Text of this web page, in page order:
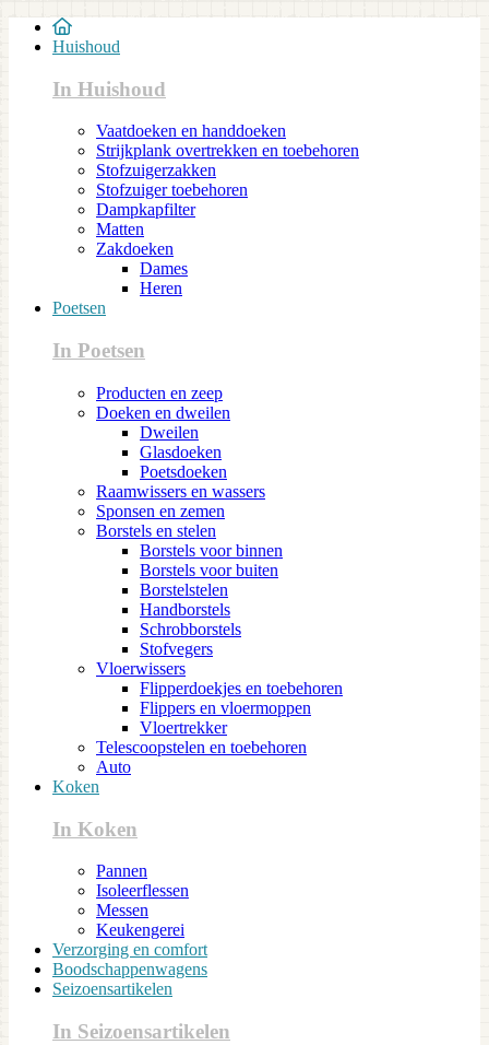
Huishoud
In Huishoud
Vaatdoeken en handdoeken
Strijkplank overtrekken en toebehoren
Stofzuigerzakken
Stofzuiger toebehoren
Dampkapfilter
Matten
Zakdoeken
Dames
Heren
Poetsen
In Poetsen
Producten en zeep
Doeken en dweilen
Dweilen
Glasdoeken
Poetsdoeken
Raamwissers en wassers
Sponsen en zemen
Borstels en stelen
Borstels voor binnen
Borstels voor buiten
Borstelstelen
Handborstels
Schrobborstels
Stofvegers
Vloerwissers
Flipperdoekjes en toebehoren
Flippers en vloermoppen
Vloertrekker
Telescoopstelen en toebehoren
Auto
Koken
In Koken
Pannen
Isoleerflessen
Messen
Keukengerei
Verzorging en comfort
Boodschappenwagens
Seizoensartikelen
In Seizoensartikelen